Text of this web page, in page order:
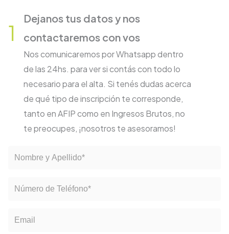
1
Dejanos tus datos y nos
contactaremos con vos
Nos comunicaremos por Whatsapp dentro
de las 24hs. para ver si contás con todo lo
necesario para el alta. Si tenés dudas acerca
de qué tipo de inscripción te corresponde,
tanto en AFIP como en Ingresos Brutos, no
te preocupes, ¡nosotros te asesoramos!